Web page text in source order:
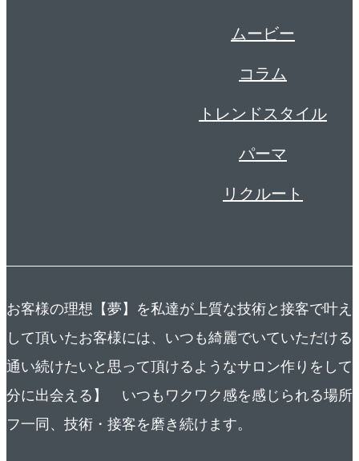
ムービー
コラム
トレンドスタイル
パーマ
リクルート
お客様の理想【夢】を私達が上質な技術と接客で叶え
して頂いたお客様には、いつも綺麗でいていただけ
通い続けたいと思って頂けるようなサロン作りをして
分に出会える】 いつもワクワク感を感じられる場所
フ一同、技術・接客を磨き続けます。